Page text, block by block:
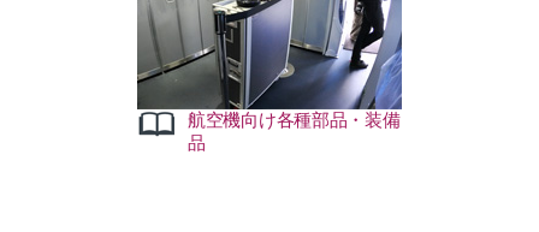
航空機向け各種部品・装備
品